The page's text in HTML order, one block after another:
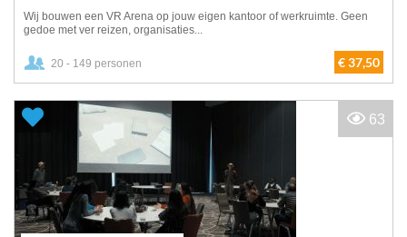
Wij bouwen een VR Arena op jouw eigen kantoor of werkruimte. Geen
gedoe met ver reizen, organisaties...
20 - 149 personen € 37,50
63